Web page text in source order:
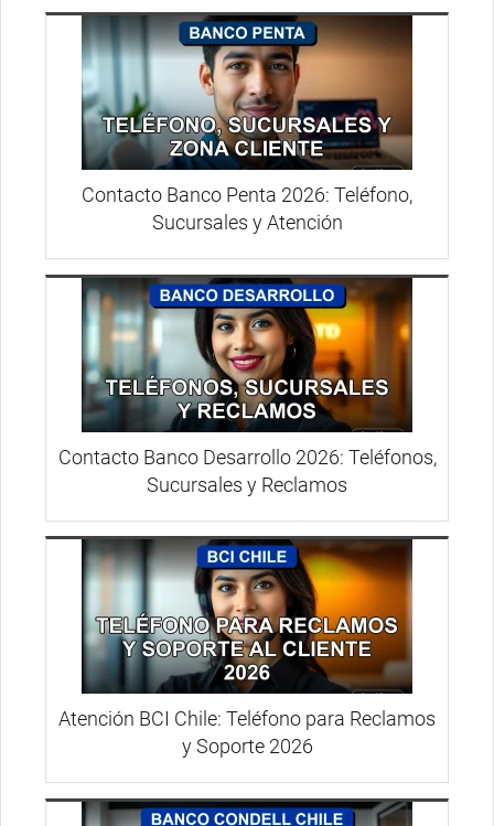
Contacto Banco Penta 2026: Teléfono,
Sucursales y Atención
Contacto Banco Desarrollo 2026: Teléfonos,
Sucursales y Reclamos
Atención BCI Chile: Teléfono para Reclamos
y Soporte 2026